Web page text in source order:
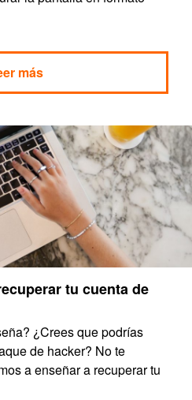
más
tu cuenta de
¿Crees que podrías
de hacker? No te
a enseñar a recuperar tu